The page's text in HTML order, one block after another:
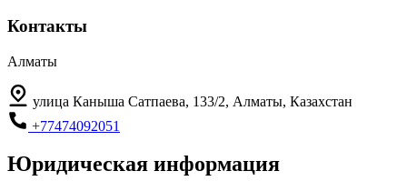
Контакты
Алматы
улица Каныша Сатпаева, 133/2, Алматы, Казахстан
+77474092051
Юридическая информация